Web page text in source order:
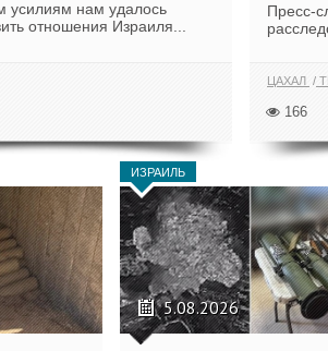
усилиям нам удалось
отношения Израиля...
Пресс-
ЦАХАЛ
166
ИЗРАИЛЬ
5.08.2026